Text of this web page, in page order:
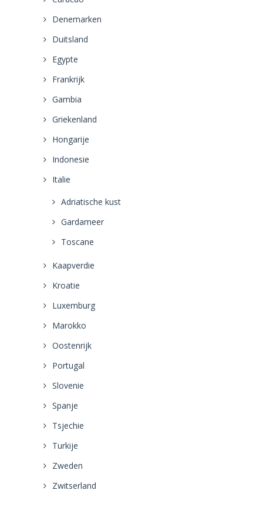
Denemarken
Duitsland
Egypte
Frankrijk
Gambia
Griekenland
Hongarije
Indonesie
Italie
Adriatische kust
Gardameer
Toscane
Kaapverdie
Kroatie
Luxemburg
Marokko
Oostenrijk
Portugal
Slovenie
Spanje
Tsjechie
Turkije
Zweden
Zwitserland